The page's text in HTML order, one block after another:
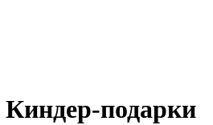
подарки